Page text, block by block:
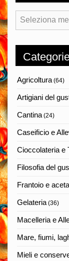
Archivi
Agricoltura(64)
Artigiani del
Cantina(24)
Caseificio e
Cioccolateria e
Filosofia del
Frantoio e
Gelateria(36)
Macelleria e
Mare, fiumi,
Mieli e